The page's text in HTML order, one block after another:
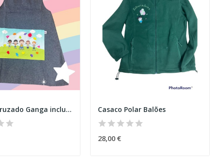
Avental cruzado Ganga inclusão 2 Casaco Polar Balões
28,00 €